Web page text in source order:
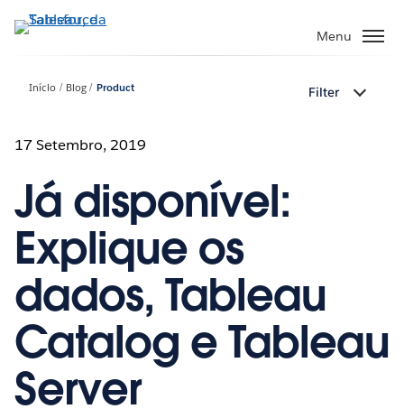
Pular
para
principal
Menu
Início Blog Product Filter
17 Setembro, 2019
Já disponível:
Explique os
dados, Tableau
Catalog e Tableau
Server